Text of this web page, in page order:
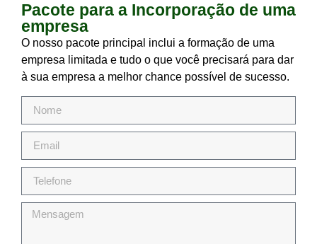
Pacote para a Incorporação de uma
empresa
O nosso pacote principal inclui a formação de uma
empresa limitada e tudo o que você precisará para dar
à sua empresa a melhor chance possível de sucesso.